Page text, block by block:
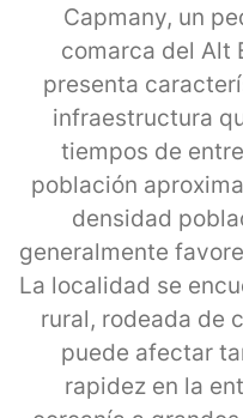
Capmany, un
comarca del Alt
presenta
infraestructura
tiempos de
población
densidad
generalmente
La localidad se
rural, rodeada de
puede afectar
rapidez en la